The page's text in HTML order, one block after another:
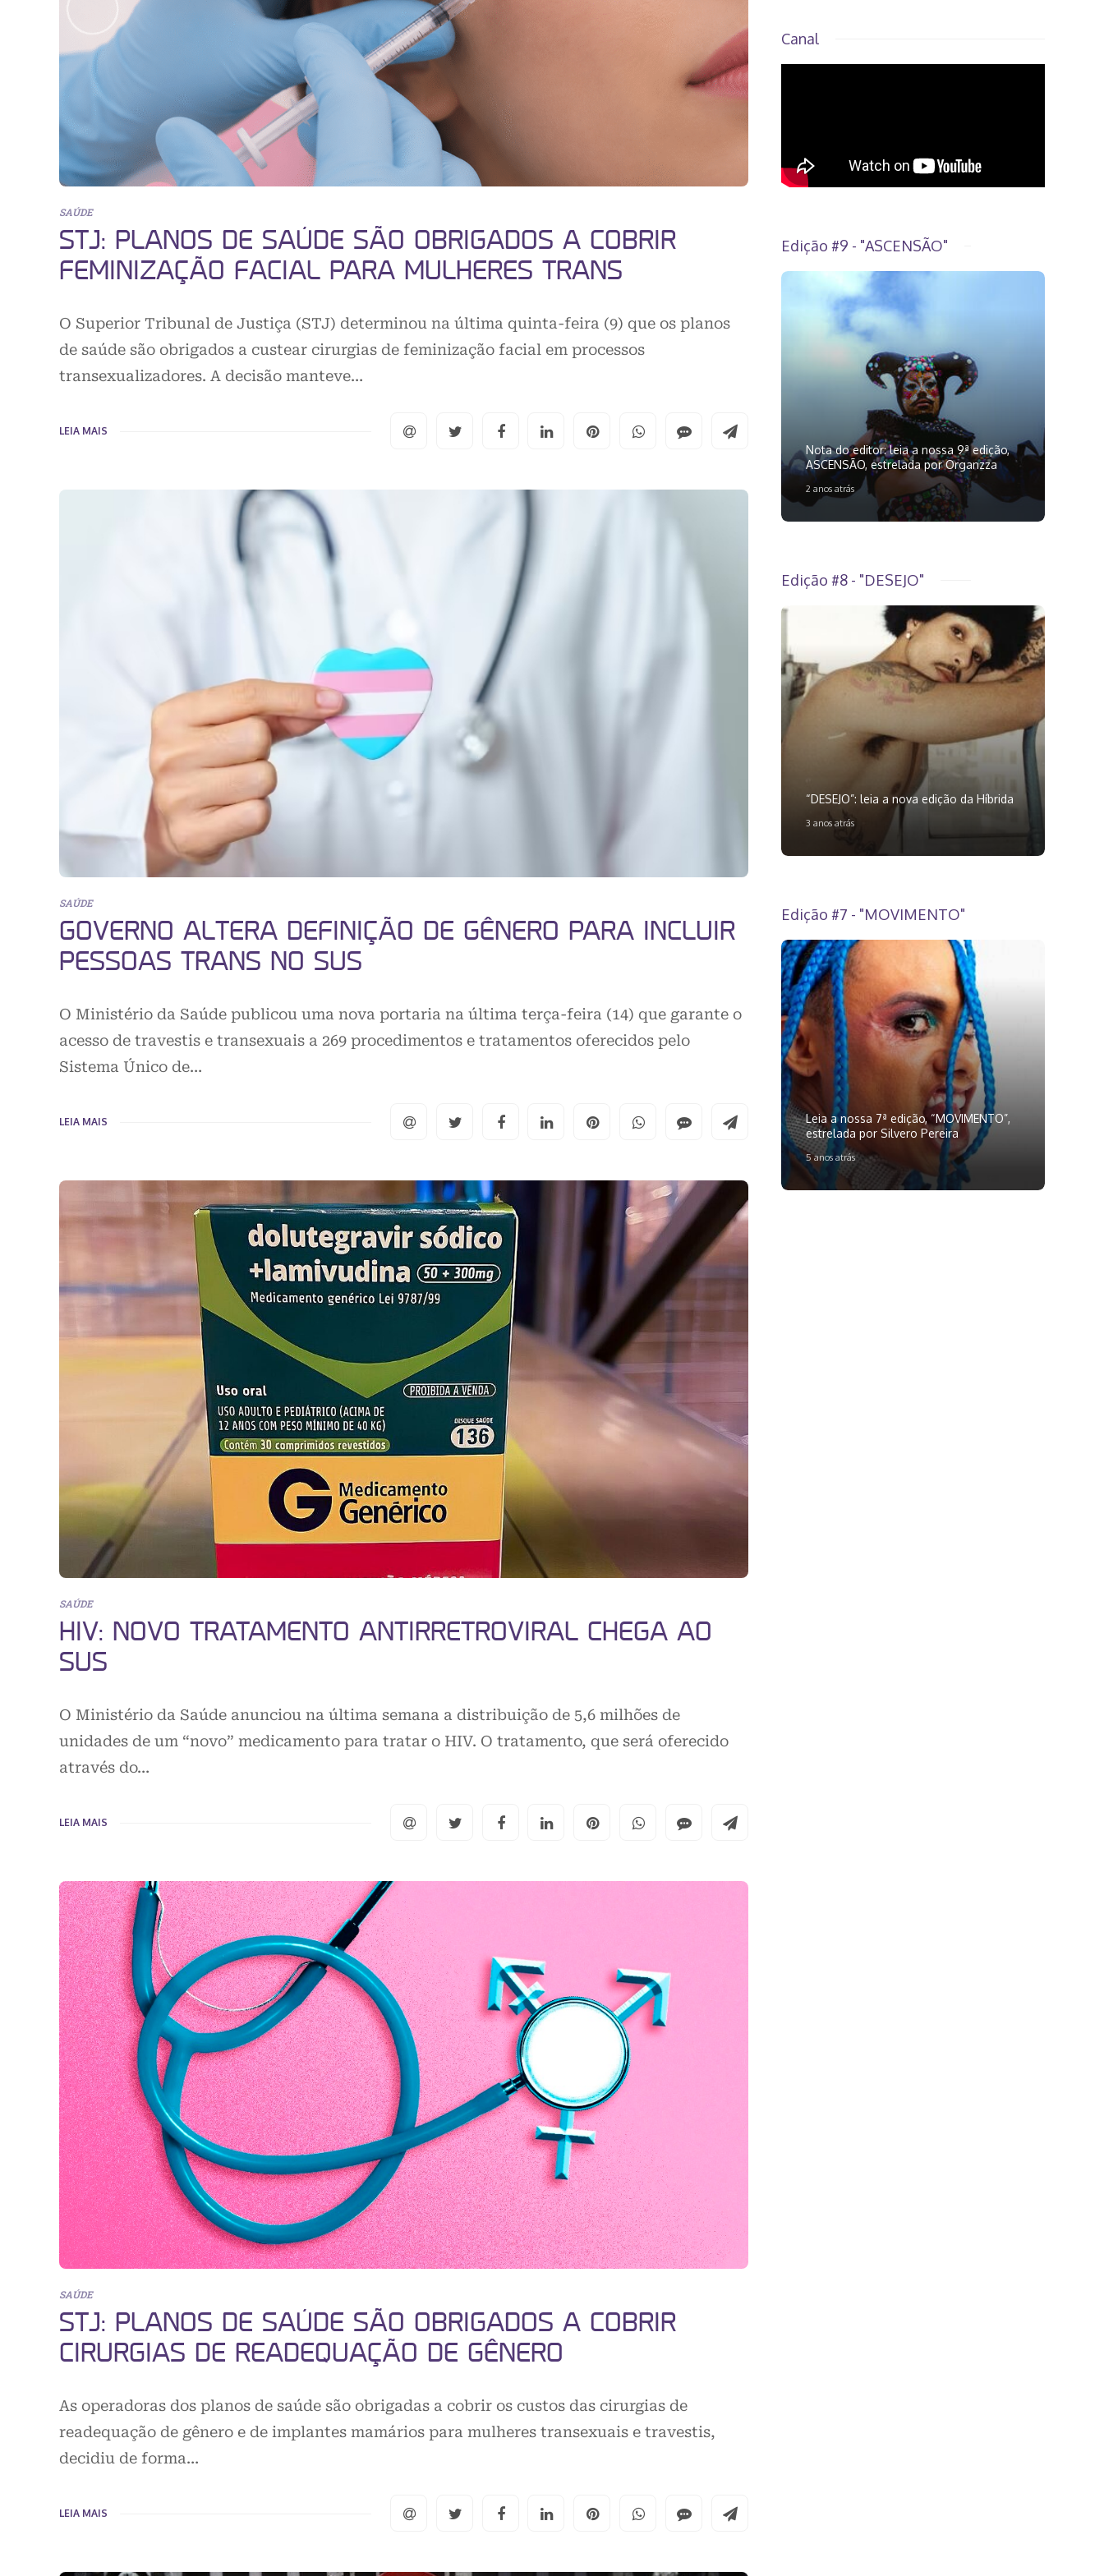
SAÚDE
STJ: PLANOS DE SAÚDE SÃO OBRIGADOS A COBRIR
FEMINIZAÇÃO FACIAL PARA MULHERES TRANS
O Superior Tribunal de Justiça (STJ) determinou na última quinta-feira (9) que os planos
de saúde são obrigados a custear cirurgias de feminização facial em processos
transexualizadores. A decisão manteve…
LEIA MAIS
SAÚDE
GOVERNO ALTERA DEFINIÇÃO DE GÊNERO PARA INCLUIR
PESSOAS TRANS NO SUS
O Ministério da Saúde publicou uma nova portaria na última terça-feira (14) que garante o
acesso de travestis e transexuais a 269 procedimentos e tratamentos oferecidos pelo
Sistema Único de…
LEIA MAIS
SAÚDE
HIV: NOVO TRATAMENTO ANTIRRETROVIRAL CHEGA AO
SUS
O Ministério da Saúde anunciou na última semana a distribuição de 5,6 milhões de
unidades de um “novo” medicamento para tratar o HIV. O tratamento, que será oferecido
através do…
LEIA MAIS
SAÚDE
STJ: PLANOS DE SAÚDE SÃO OBRIGADOS A COBRIR
CIRURGIAS DE READEQUAÇÃO DE GÊNERO
As operadoras dos planos de saúde são obrigadas a cobrir os custos das cirurgias de
readequação de gênero e de implantes mamários para mulheres transexuais e travestis,
decidiu de forma…
LEIA MAIS
Canal
Edição #9 - "ASCENSÃO"
Nota do editor: leia a nossa 9ª edição,
ASCENSÃO, estrelada por Organzza
2 anos atrás
Edição #8 - "DESEJO"
“DESEJO”: leia a nova edição da Híbrida
3 anos atrás
Edição #7 - "MOVIMENTO"
Leia a nossa 7ª edição, “MOVIMENTO”,
estrelada por Silvero Pereira
5 anos atrás